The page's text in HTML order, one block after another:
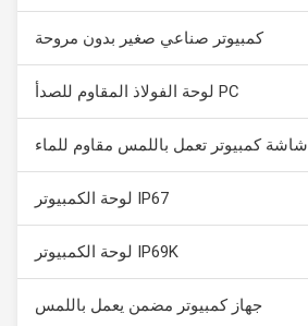
كمبيوتر صناعي صغير بدون مروحة
PC لوحة الفولاذ المقاوم للصدأ
شاشة كمبيوتر تعمل باللمس مقاوم للماء
IP67 لوحة الكمبيوتر
IP69K لوحة الكمبيوتر
جهاز كمبيوتر مضمن يعمل باللمس